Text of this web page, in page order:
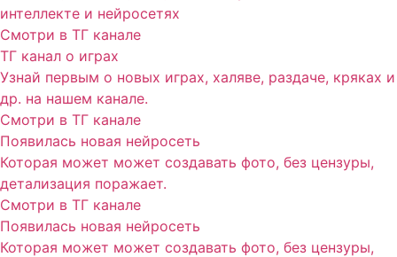
интеллекте и нейросетях
Смотри в ТГ канале
ТГ канал о играх
Узнай первым о новых играх, халяве, раздаче, кряках и
др. на нашем канале.
Смотри в ТГ канале
Появилась новая нейросеть
Которая может может создавать фото, без цензуры,
детализация поражает.
Смотри в ТГ канале
Появилась новая нейросеть
Которая может может создавать фото, без цензуры,